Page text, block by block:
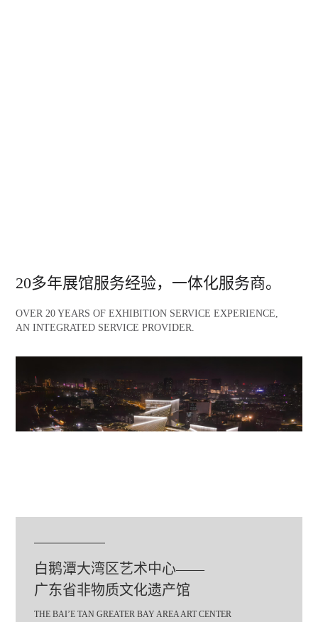
20多年展馆服务经验，一体化服务商。
OVER 20 YEARS OF EXHIBITION SERVICE EXPERIENCE,
AN INTEGRATED SERVICE PROVIDER.
白鹅潭大湾区艺术中心——
广东省非物质文化遗产馆
THE BAI’E TAN GREATER BAY AREA ART CENTER